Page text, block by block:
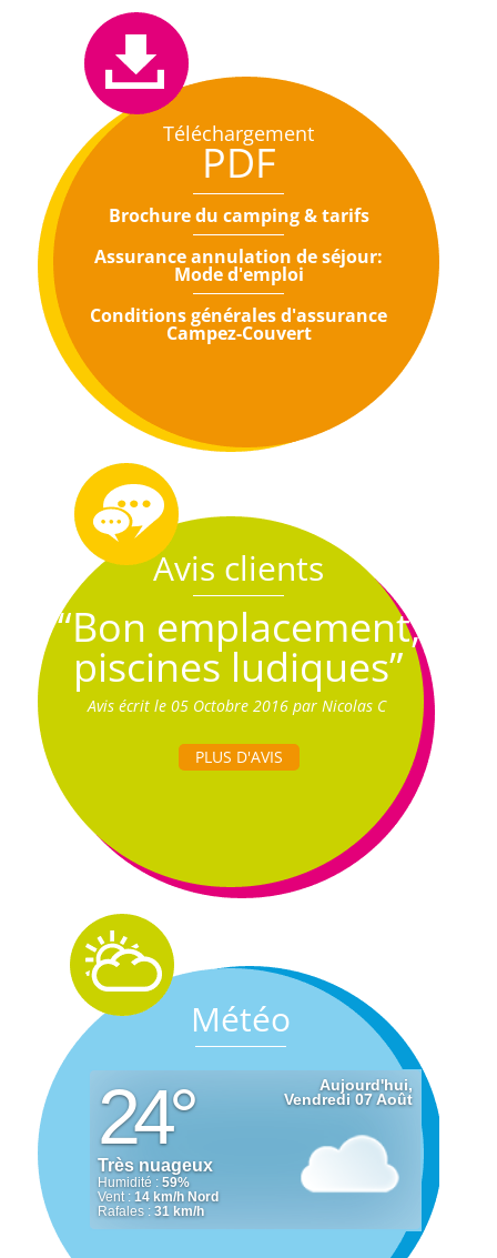
Téléchargement
PDF
Brochure du camping & tarifs
Assurance annulation de séjour:
Mode d'emploi
Conditions générales d'assurance
Campez-Couvert
Avis clients
“Bon emplacement,
piscines ludiques”
Avis écrit le 05 Octobre 2016 par Nicolas C
PLUS D'AVIS
Météo